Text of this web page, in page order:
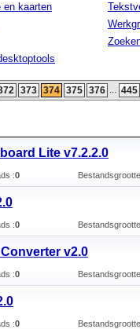
en kaarten
373 374 375 376 ... 445
Lite v7.2.2.0
:0
:0
v2.0
:0
:0